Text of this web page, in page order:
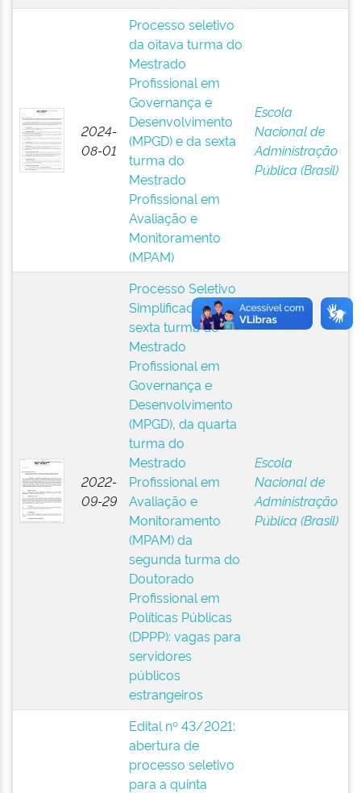
2024-
08-01
Processo seletivo
da oitava turma do
Mestrado
Profissional em
Governança e
Desenvolvimento
(MPGD) e da sexta
turma do
Mestrado
Profissional em
Avaliação e
Monitoramento
(MPAM)
Escola
Nacional de
Administração
Pública (Brasil)
2022-
09-29
Processo Seletivo
Simplificado da
sexta turma do
Mestrado
Profissional em
Governança e
Desenvolvimento
(MPGD), da quarta
turma do
Mestrado
Profissional em
Avaliação e
Monitoramento
(MPAM) da
segunda turma do
Doutorado
Profissional em
Políticas Públicas
(DPPP): vagas para
servidores
públicos
estrangeiros
Escola
Nacional de
Administração
Pública (Brasil)
Edital nº 43/2021:
abertura de
processo seletivo
para a quinta